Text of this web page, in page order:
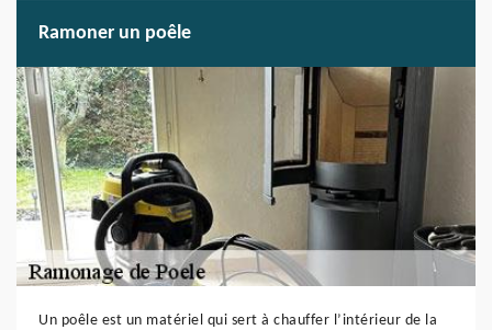
Ramoner un poêle
Un poêle est un matériel qui sert à chauffer l’intérieur de la